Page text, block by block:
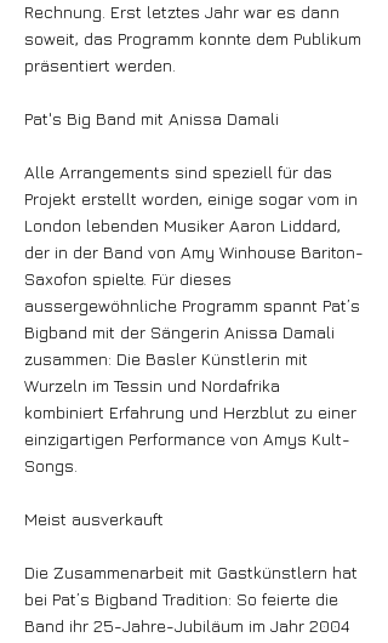
Rechnung. Erst letztes Jahr war es dann
soweit, das Programm konnte dem Publikum
präsentiert werden.
Pat's Big Band mit Anissa Damali
Alle Arrangements sind speziell für das
Projekt erstellt worden, einige sogar vom in
London lebenden Musiker Aaron Liddard,
der in der Band von Amy Winhouse Bariton-
Saxofon spielte. Für dieses
aussergewöhnliche Programm spannt Pat’s
Bigband mit der Sängerin Anissa Damali
zusammen: Die Basler Künstlerin mit
Wurzeln im Tessin und Nordafrika
kombiniert Erfahrung und Herzblut zu einer
einzigartigen Performance von Amys Kult-
Songs.
Meist ausverkauft
Die Zusammenarbeit mit Gastkünstlern hat
bei Pat’s Bigband Tradition: So feierte die
Band ihr 25-Jahre-Jubiläum im Jahr 2004